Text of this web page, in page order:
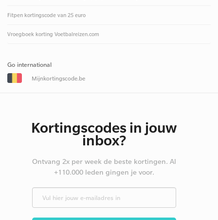
Fitpen kortingscode van 25 euro
Vroegboek korting Voetbalreizen.com
Go international
Mijnkortingscode.be
Kortingscodes in jouw
inbox?
Ontvang 2x per week de beste kortingen. Al
+110.000 leden gingen je voor.